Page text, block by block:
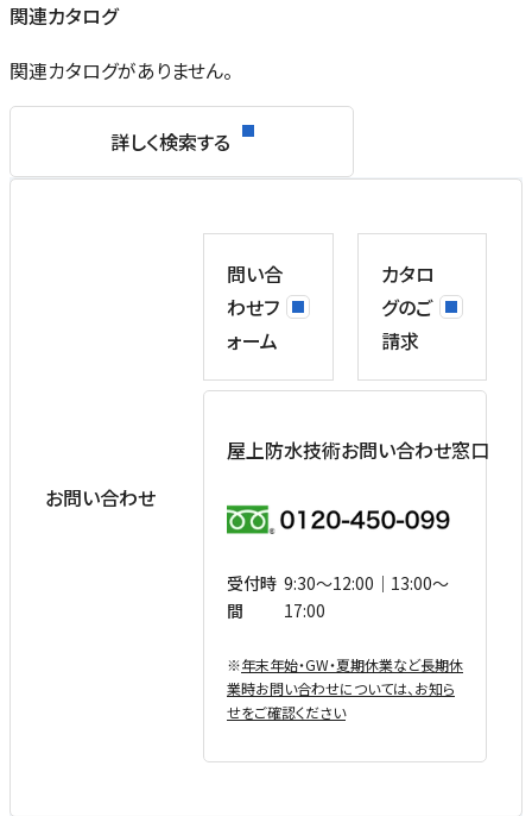
関連カタログ
関連カタログがありません。
詳しく検索する
お問い合わせ
問い合
わせフ
ォーム
カタロ
グのご
請求
屋上防水技術お問い合わせ窓口
受付時
間
9:30〜12:00｜13:00〜
17:00
※年末年始・GW・夏期休業など⻑期休
業時お問い合わせについては、お知ら
せをご確認ください